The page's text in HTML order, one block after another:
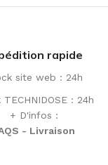
rapide
site web : 24h
: 24h
+ D'infos :
- Livraison